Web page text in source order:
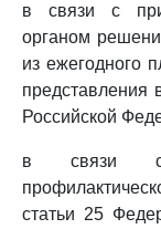
в связи с
органом
из ежегодного
представления
Российской
в связи с
статьи 25